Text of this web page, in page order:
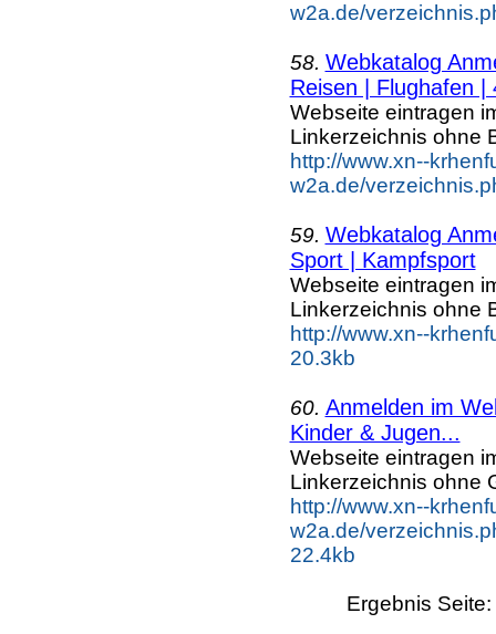
w2a.de/
58. Webkatalog
Reisen | Flughafen |
Webseite eintragen
Linkerzeichnis ohne
http://www.xn--
w2a.de/
59. Webkatalog
Sport | Kampfsport
Webseite eintragen
Linkerzeichnis ohne
http://www.xn--
20.3kb
60. Anmelden im
Kinder & Jugen...
Webseite eintragen
Linkerzeichnis ohne
http://www.xn--
w2a.de/
22.4kb
Ergebnis Seite: